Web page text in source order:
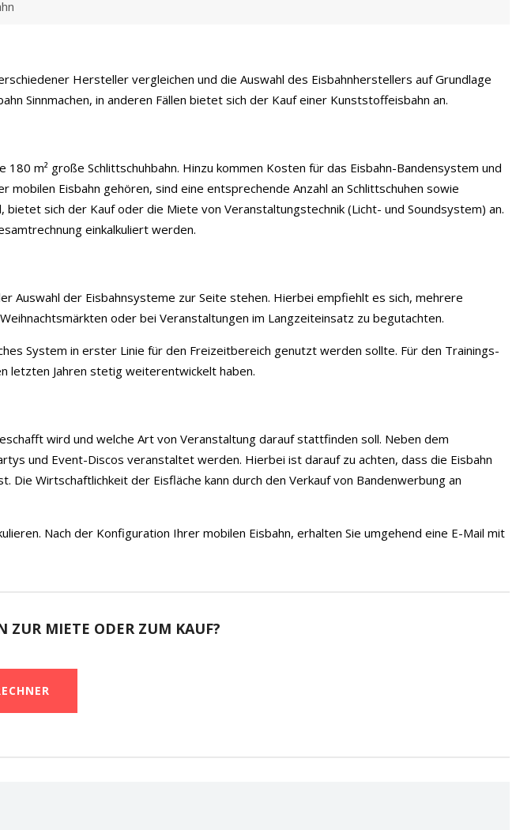
Hersteller vergleichen und die Auswahl des Eisbahnherstellers auf Grundlage
Sinnmachen, in anderen Fällen bietet sich der Kauf einer Kunststoffeisbahn an.
180 m² große Schlittschuhbahn. Hinzu kommen Kosten für das Eisbahn-Bandensystem und
Eisbahn gehören, sind eine entsprechende Anzahl an Schlittschuhen sowie
sich der Kauf oder die Miete von Veranstaltungstechnik (Licht- und Soundsystem) an.
einkalkuliert werden.
Auswahl der Eisbahnsysteme zur Seite stehen. Hierbei empfiehlt es sich, mehrere
oder bei Veranstaltungen im Langzeiteinsatz zu begutachten.
System in erster Linie für den Freizeitbereich genutzt werden sollte. Für den Trainings-
letzten Jahren stetig weiterentwickelt haben.
wird und welche Art von Veranstaltung darauf stattfinden soll. Neben dem
und Event-Discos veranstaltet werden. Hierbei ist darauf zu achten, dass die Eisbahn
Wirtschaftlichkeit der Eisfläche kann durch den Verkauf von Bandenwerbung an
Nach der Konfiguration Ihrer mobilen Eisbahn, erhalten Sie umgehend eine E-Mail mit
ZUR MIETE ODER ZUM KAUF?